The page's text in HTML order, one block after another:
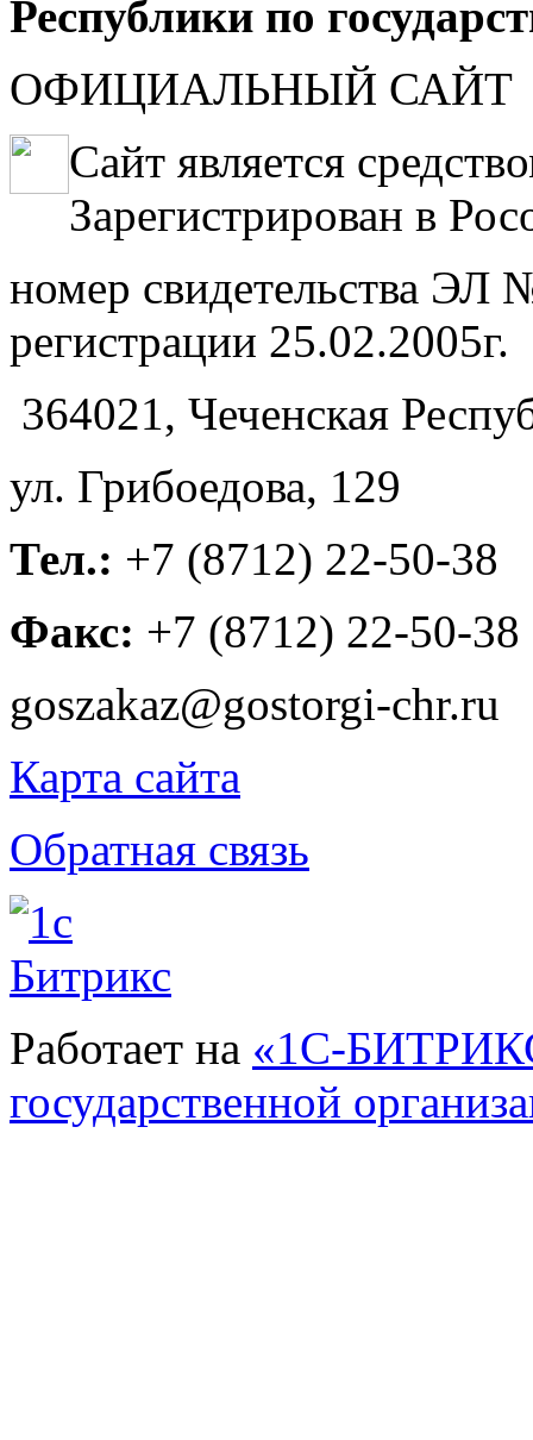
Республики по
ОФИЦИАЛЬНЫЙ САЙТ
Сайт является
Зарегистрирован в
номер свидетельства
регистрации 25.02.2005г.
364021, Чеченская
ул. Грибоедова, 129
Тел.: +7 (8712) 22-50-38
Факс: +7 (8712) 22-50-38
goszakaz@gostorgi-chr.ru
Карта сайта
Обратная связь
Работает на «1С-
государственной